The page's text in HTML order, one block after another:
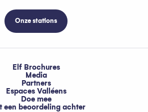
Onze stations
Elf Brochures
Media
Partners
Espaces Valléens
Doe mee
een beoordeling achter